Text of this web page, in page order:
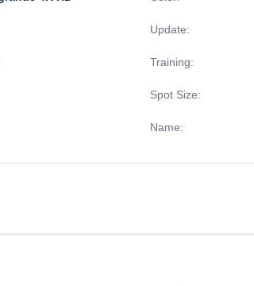
Update:
Training:
Spot Size:
Name: